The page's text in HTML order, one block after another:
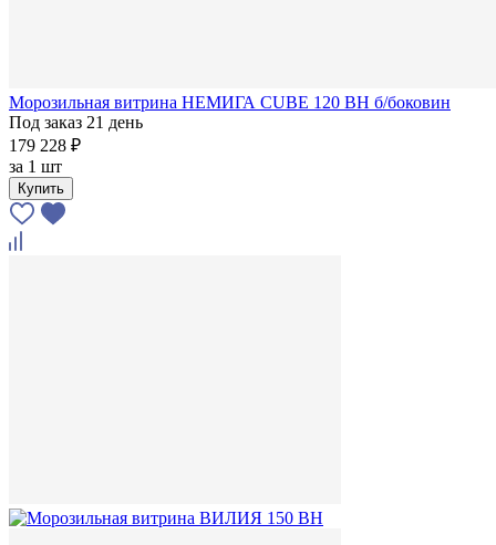
Морозильная витрина НЕМИГА CUBE 120 ВН б/боковин
Под заказ 21 день
179 228 ₽
за 1 шт
Купить